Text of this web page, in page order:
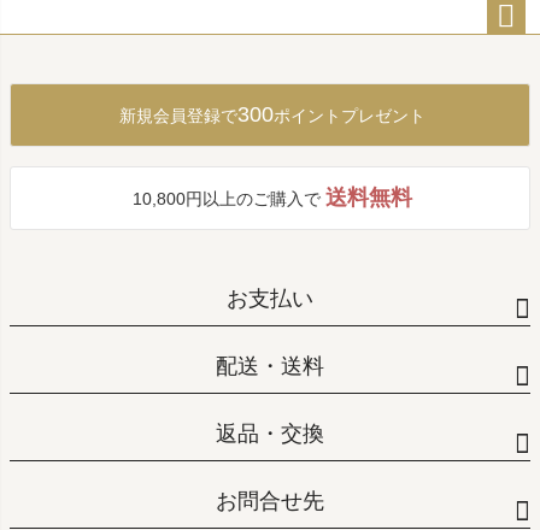
新規会員登録で300ポイントプレゼント
10,800円以上のご購入で 送料無料
お支払い
配送・送料
返品・交換
お問合せ先